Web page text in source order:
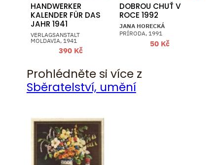
HANDWERKER
KALENDER FÜR DAS
JAHR 1941
VERLAGSANSTALT
MOLDAVIA, 1941
390 Kč
DOBROU CHUŤ V
ROCE 1992
JANA HORECKÁ
PRÍRODA, 1991
50 Kč
Prohlédněte si více z
Sběratelství, umění